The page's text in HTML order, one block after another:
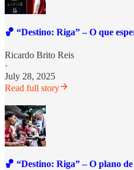
🏀 “Destino: Riga” – O que
Ricardo Brito Reis
·
July 28, 2025
Read full story
🏀 “Destino: Riga” – O plano